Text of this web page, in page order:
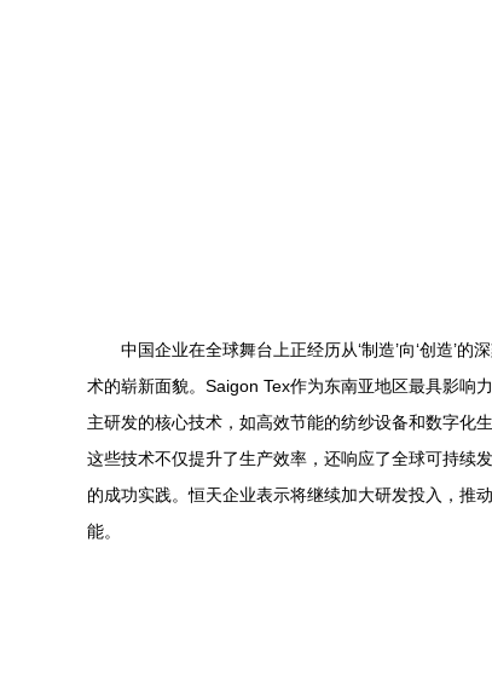
中国企业在全球舞台上正经历从‘制造’向‘创造’
术的崭新面貌。Saigon Tex作为东南亚地区最具影响
主研发的核心技术，如高效节能的纺纱设备和数字化
这些技术不仅提升了生产效率，还响应了全球可持续
的成功实践。恒天企业表示将继续加大研发投入，推
能。